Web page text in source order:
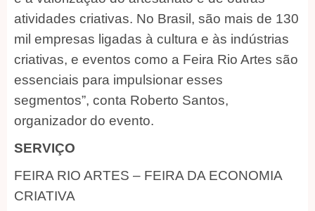
atividades criativas. No Brasil, são mais de 130
mil empresas ligadas à cultura e às indústrias
criativas, e eventos como a Feira Rio Artes são
essenciais para impulsionar esses
segmentos”, conta Roberto Santos,
organizador do evento.
SERVIÇO
FEIRA RIO ARTES – FEIRA DA ECONOMIA
CRIATIVA